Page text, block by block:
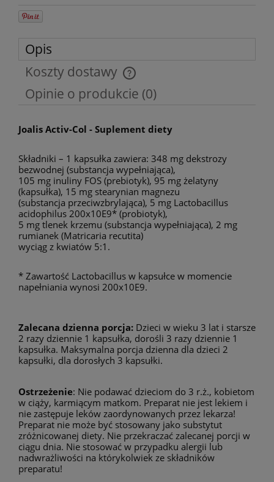
Opis
Koszty dostawy
Cena nie zawiera ewentualnych kosztów płatności
Opinie o produkcie (0)
Joalis Activ-Col - Suplement diety
Składniki – 1 kapsułka zawiera: 348 mg dekstrozy
bezwodnej (substancja wypełniająca),
105 mg inuliny FOS (prebiotyk), 95 mg żelatyny
(kapsułka), 15 mg stearynian magnezu
(substancja przeciwzbrylająca), 5 mg Lactobacillus
acidophilus 200x10E9* (probiotyk),
5 mg tlenek krzemu (substancja wypełniająca), 2 mg
rumianek (Matricaria recutita)
wyciąg z kwiatów 5:1.
* Zawartość Lactobacillus w kapsułce w momencie
napełniania wynosi 200x10E9.
Zalecana dzienna porcja: Dzieci w wieku 3 lat i starsze
2 razy dziennie 1 kapsułka, dorośli 3 razy dziennie 1
kapsułka. Maksymalna porcja dzienna dla dzieci 2
kapsułki, dla dorosłych 3 kapsułki.
Ostrzeżenie: Nie podawać dzieciom do 3 r.ż., kobietom
w ciąży, karmiącym matkom. Preparat nie jest lekiem i
nie zastępuje leków zaordynowanych przez lekarza!
Preparat nie może być stosowany jako substytut
zróżnicowanej diety. Nie przekraczać zalecanej porcji w
ciągu dnia. Nie stosować w przypadku alergii lub
nadwrażliwości na którykolwiek ze składników
preparatu!